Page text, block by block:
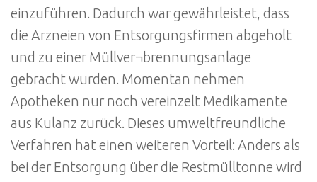
einzuführen. Dadurch war gewährleistet, dass
die Arzneien von Entsorgungsfirmen abgeholt
und zu einer Müllver¬brennungsanlage
gebracht wurden. Momentan nehmen
Apotheken nur noch vereinzelt Medikamente
aus Kulanz zurück. Dieses umweltfreundliche
Verfahren hat einen weiteren Vorteil: Anders als
bei der Entsorgung über die Restmülltonne wird